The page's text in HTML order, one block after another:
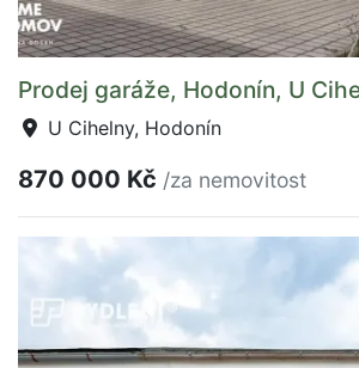
Prodej garáže, Hodonín, U
U Cihelny, Hodonín
870 000 Kč /za nemovitost